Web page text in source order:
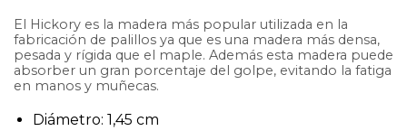
El Hickory es la madera más popular utilizada en la
fabricación de palillos ya que es una madera más densa,
pesada y rígida que el maple. Además esta madera puede
absorber un gran porcentaje del golpe, evitando la fatiga
en manos y muñecas.
Diámetro: 1,45 cm